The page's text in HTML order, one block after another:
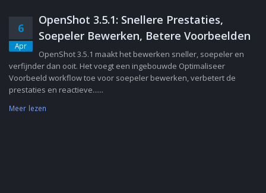
6
Apr
OpenShot 3.5.1: Snellere Prestaties,
Soepeler Bewerken, Betere Voorbeelden
OpenShot 3.5.1 maakt het bewerken sneller, soepeler en
verfijnder dan ooit. Het voegt een ingebouwde Optimaliseer
Voorbeeld workflow toe voor soepeler bewerken, verbetert de
prestaties en reactieve......
Meer lezen